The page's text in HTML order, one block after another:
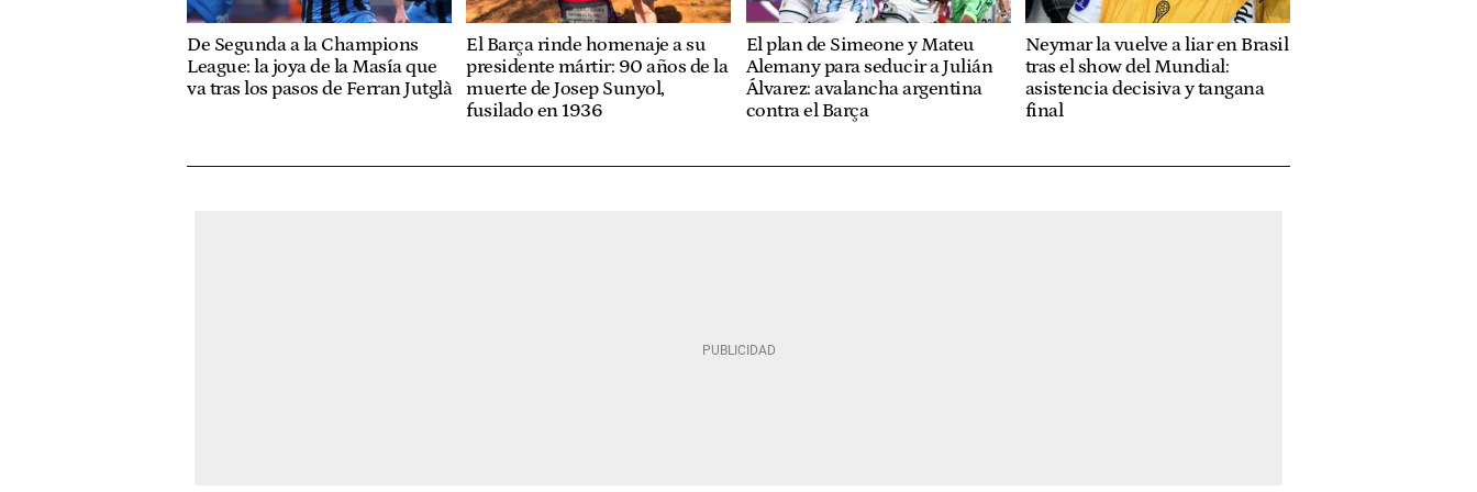
De Segunda a la Champions
League: la joya de la Masía que
va tras los pasos de Ferran Jutglà
El Barça rinde homenaje a su
presidente mártir: 90 años de la
muerte de Josep Sunyol,
fusilado en 1936
El plan de Simeone y Mateu
Alemany para seducir a Julián
Álvarez: avalancha argentina
contra el Barça
Neymar la vuelve a liar en Brasil
tras el show del Mundial:
asistencia decisiva y tangana
final